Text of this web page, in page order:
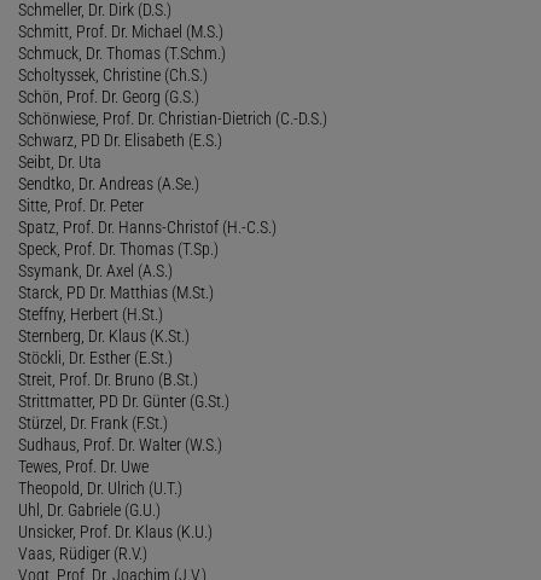
Schmeller, Dr. Dirk (D.S.)
Schmitt, Prof. Dr. Michael (M.S.)
Schmuck, Dr. Thomas (T.Schm.)
Scholtyssek, Christine (Ch.S.)
Schön, Prof. Dr. Georg (G.S.)
Schönwiese, Prof. Dr. Christian-Dietrich (C.-D.S.)
Schwarz, PD Dr. Elisabeth (E.S.)
Seibt, Dr. Uta
Sendtko, Dr. Andreas (A.Se.)
Sitte, Prof. Dr. Peter
Spatz, Prof. Dr. Hanns-Christof (H.-C.S.)
Speck, Prof. Dr. Thomas (T.Sp.)
Ssymank, Dr. Axel (A.S.)
Starck, PD Dr. Matthias (M.St.)
Steffny, Herbert (H.St.)
Sternberg, Dr. Klaus (K.St.)
Stöckli, Dr. Esther (E.St.)
Streit, Prof. Dr. Bruno (B.St.)
Strittmatter, PD Dr. Günter (G.St.)
Stürzel, Dr. Frank (F.St.)
Sudhaus, Prof. Dr. Walter (W.S.)
Tewes, Prof. Dr. Uwe
Theopold, Dr. Ulrich (U.T.)
Uhl, Dr. Gabriele (G.U.)
Unsicker, Prof. Dr. Klaus (K.U.)
Vaas, Rüdiger (R.V.)
Vogt, Prof. Dr. Joachim (J.V.)